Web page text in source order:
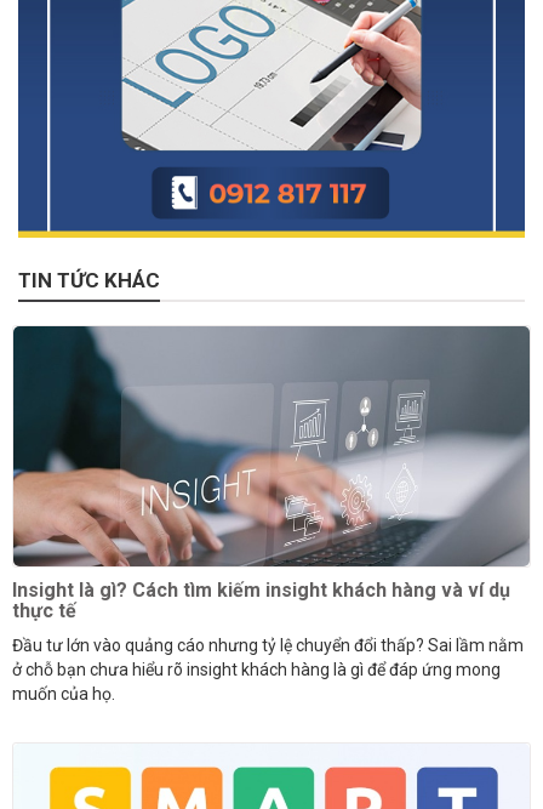
TIN TỨC KHÁC
Insight là gì? Cách tìm kiếm insight khách hàng và ví dụ
thực tế
Đầu tư lớn vào quảng cáo nhưng tỷ lệ chuyển đổi thấp? Sai lầm nằm
ở chỗ bạn chưa hiểu rõ insight khách hàng là gì để đáp ứng mong
muốn của họ.